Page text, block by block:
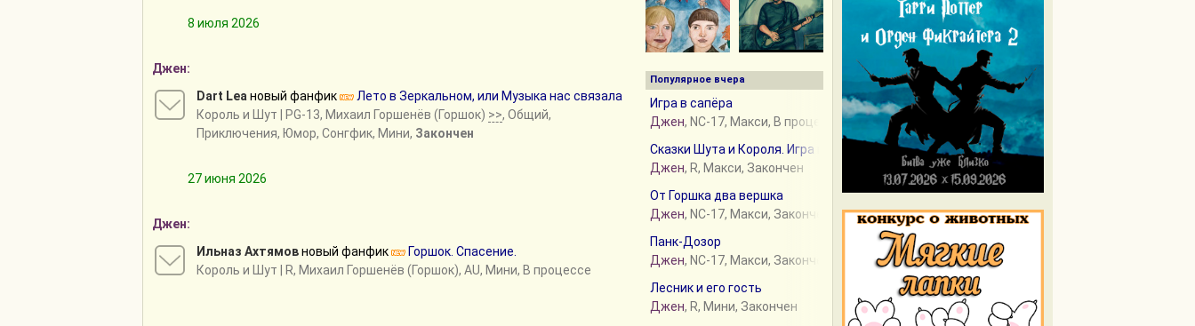
8 июля 2026
Джен:
Dart Lea новый фанфик
Лето в Зеркальном, или Музыка нас связала
Король и Шут | PG-13, Михаил Горшенёв (Горшок) >>, Общий,
Приключения, Юмор, Сонгфик, Мини, Закончен
27 июня 2026
Джен:
Ильназ Ахтямовновый фанфик
Горшок. Спасение.
Король и Шут | R, Михаил Горшенёв (Горшок), AU, Мини, В процессе
Популярное вчера
Игра в сапёра
Джен, NC-17, Макси, В процессе
Сказки Шута и Короля. Игра первая (Заколдованная Страна)
Джен, R, Макси, Закончен
От Горшка два вершка
Джен, NC-17, Макси, Закончен
Панк-Дозор
Джен, NC-17, Макси, Закончен
Лесник и его гость
Джен, R, Мини, Закончен